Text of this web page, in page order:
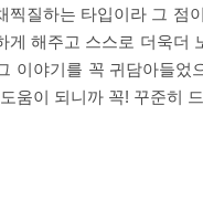
찍질하는 타입이라 그 점
게 해주고 스스로 더욱더
이야기를 꼭 귀담아들었
움이 되니까 꼭! 꾸준히